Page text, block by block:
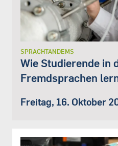
SPRACHTANDEMS
Wie Studierende in
Fremdsprachen
Freitag, 16. Oktober